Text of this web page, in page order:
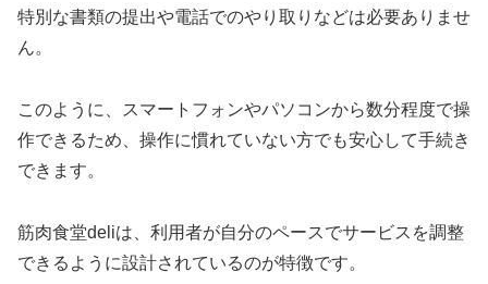
特別な書類の提出や電話でのやり取りなどは必要ありませ
ん。
このように、スマートフォンやパソコンから数分程度で操
作できるため、操作に慣れていない方でも安心して手続き
できます。
筋肉食堂deliは、利用者が自分のペースでサービスを調整
できるように設計されているのが特徴です。